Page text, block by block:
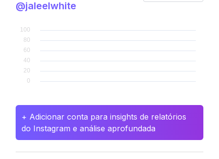
@jaleelwhite
+ Adicionar conta para insights de relatórios
do Instagram e análise aprofundada